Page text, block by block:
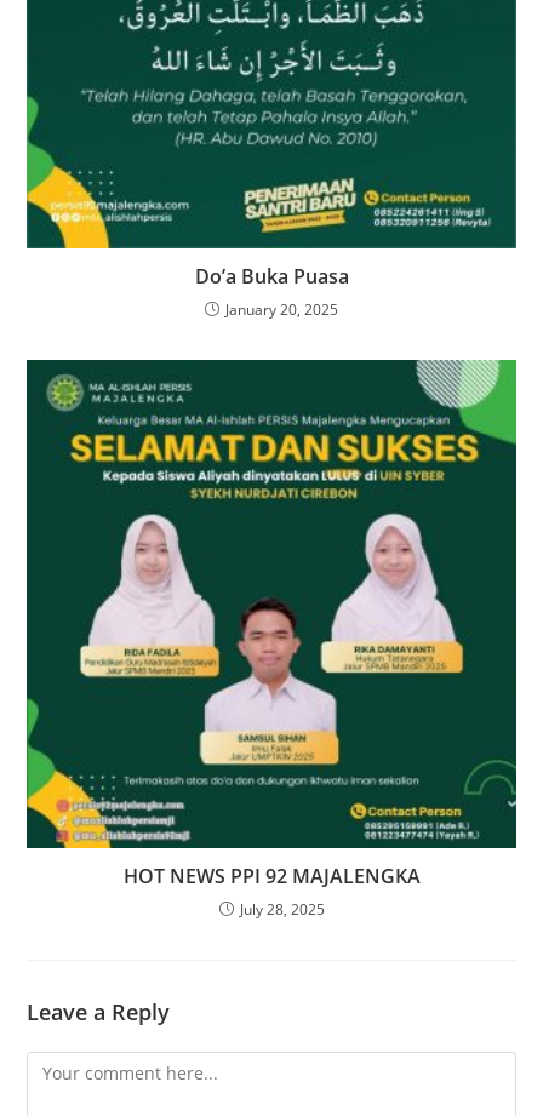
Do’a Buka Puasa
January 20, 2025
HOT NEWS PPI 92 MAJALENGKA
July 28, 2025
Leave a Reply
Comment